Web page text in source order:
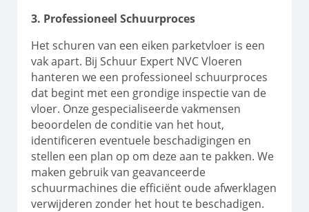
3. Professioneel Schuurproces
Het schuren van een eiken parketvloer is een
vak apart. Bij Schuur Expert NVC Vloeren
hanteren we een professioneel schuurproces
dat begint met een grondige inspectie van de
vloer. Onze gespecialiseerde vakmensen
beoordelen de conditie van het hout,
identificeren eventuele beschadigingen en
stellen een plan op om deze aan te pakken. We
maken gebruik van geavanceerde
schuurmachines die efficiënt oude afwerklagen
verwijderen zonder het hout te beschadigen.